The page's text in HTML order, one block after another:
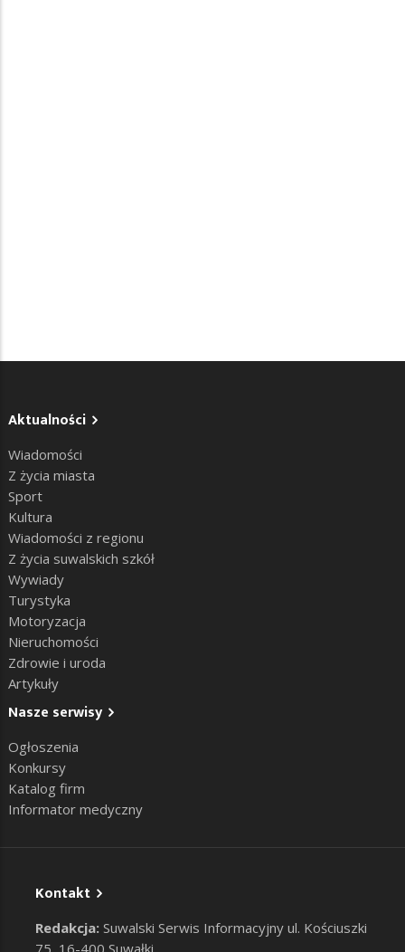
Aktualności
Wiadomości
Z życia miasta
Sport
Kultura
Wiadomości z regionu
Z życia suwalskich szkół
Wywiady
Turystyka
Motoryzacja
Nieruchomości
Zdrowie i uroda
Artykuły
Nasze serwisy
Ogłoszenia
Konkursy
Katalog firm
Informator medyczny
Kontakt
Redakcja: Suwalski Serwis Informacyjny ul. Kościuszki